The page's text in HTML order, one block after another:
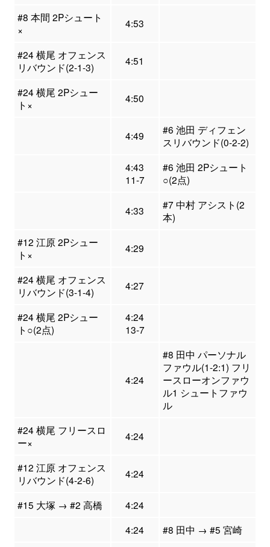
#8 本間 2Pシュート
×
4:53
#24 横尾 オフェンス
リバウンド(2-1-3)
4:51
#24 横尾 2Pシュー
ト×
4:50
4:49
#6 池田 ディフェン
スリバウンド(0-2-2)
4:43
11-7
#6 池田 2Pシュート
○(2点)
4:33
#7 中村 アシスト(2
本)
#12 江原 2Pシュー
ト×
4:29
#24 横尾 オフェンス
リバウンド(3-1-4)
4:27
#24 横尾 2Pシュー
ト○(2点)
4:24
13-7
4:24
#8 田中 パーソナル
ファウル(1-2:1) フリ
ースローオンファウ
ル1 シュートファウ
ル
#24 横尾 フリースロ
ー×
4:24
#12 江原 オフェンス
リバウンド(4-2-6)
4:24
#15 大塚 → #2 高橋
4:24
4:24
#8 田中 → #5 宮崎